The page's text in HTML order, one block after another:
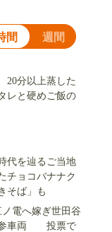
間 週間
20分以上蒸した
レと硬めご飯の
代を辿るご当地
チョコバナナク
そば」も
電へ嫁ぎ世田谷
参車両 投票で